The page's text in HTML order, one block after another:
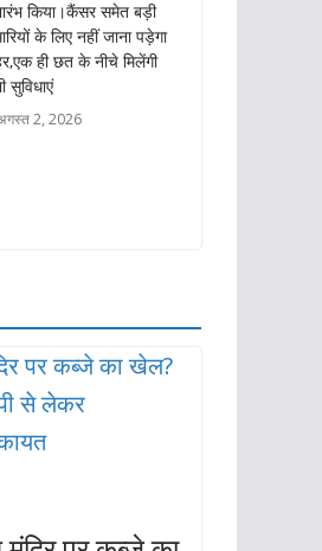
ग्रुप ऑफ हॉस्पिटल्स ने ‘द
हॉस्पिटल, रुद्रपुर’ का
किया।कैंसर समेत बड़ी
के लिए नहीं जाना पड़ेगा
ही छत के नीचे मिलेंगी